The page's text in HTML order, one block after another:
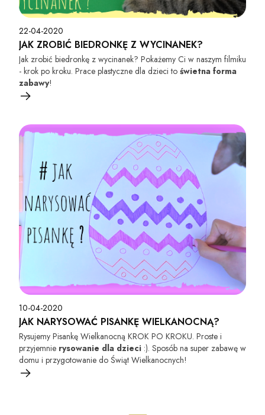
22-04-2020
JAK ZROBIĆ BIEDRONKĘ Z WYCINANEK?
Jak zrobić biedronkę z wycinanek? Pokażemy Ci w naszym filmiku
- krok po kroku. Prace plastyczne dla dzieci to świetna forma
zabawy!
10-04-2020
JAK NARYSOWAĆ PISANKĘ WIELKANOCNĄ?
Rysujemy Pisankę Wielkanocną KROK PO KROKU. Proste i
przyjemnie rysowanie dla dzieci :). Sposób na super zabawę w
domu i przygotowanie do Świąt Wielkanocnych!